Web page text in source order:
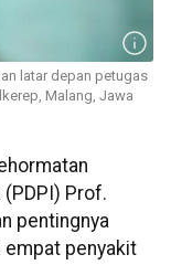
latar depan petugas
Malang, Jawa
Prof.
pentingnya
empat penyakit